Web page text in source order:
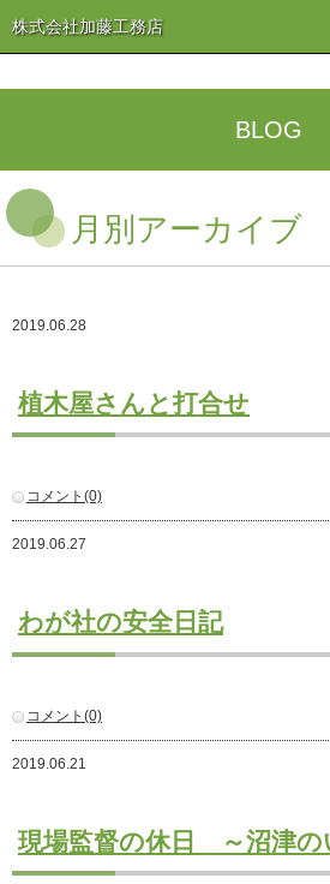
株式会社加藤工務店
コンセプト
事業案内
公共施設 PFI
医療・福祉施設・幼稚園
代表メッセージ
募集要項
BLOG
BLOG
月別アーカイブ
2019.06.28
植木屋さんと打合せ
コメント(0)
2019.06.27
わが社の安全日記
コメント(0)
2019.06.21
現場監督の休日 ～沼津の